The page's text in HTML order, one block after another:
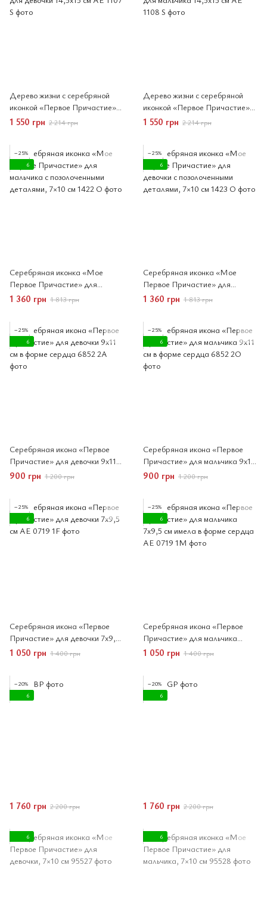
Дерево жизни с серебряной
иконкой «Первое Причастие»
для девочки 14,5x15 см
1 550 грн 2 214 грн
Дерево жизни с серебряной
иконкой «Первое Причастие»
для мальчика 14,5x15 см
1 550 грн 2 214 грн
−25%
6
Серебряная иконка «Мое
Первое Причастие» для
мальчика с позолоченными
деталями, 7×10 см
1 360 грн 1 813 грн
−25%
6
Серебряная иконка «Мое
Первое Причастие» для
девочки с позолоченными
деталями, 7×10 см
1 360 грн 1 813 грн
−25%
6
Серебряная икона «Первое
Причастие» для девочки 9x11
см в форме сердца
900 грн 1 200 грн
−25%
6
Серебряная икона «Первое
Причастие» для мальчика 9x11
см в форме сердца
900 грн 1 200 грн
−25%
6
Серебряная икона «Первое
Причастие» для девочки 7x9,5
см
1 050 грн 1 400 грн
−25%
6
Серебряная икона «Первое
Причастие» для мальчика
7x9,5 см имела в форме сердца
1 050 грн 1 400 грн
−20%
6
1 760 грн 2 200 грн
−20%
6
1 760 грн 2 200 грн
6 6